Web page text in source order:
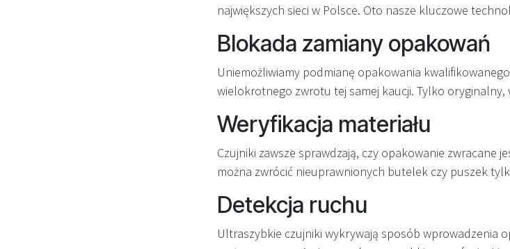
największych sieci w Polsce. Oto nasze kluczowe
Blokada zamiany opakowań
Uniemożliwiamy podmianę opakowania
wielokrotnego zwrotu tej samej kaucji. Tylko oryginalny,
Weryfikacja materiału
Czujniki zawsze sprawdzają, czy opakowanie zwracane
można zwrócić nieuprawnionych butelek czy puszek
Detekcja ruchu
Ultraszybkie czujniki wykrywają sposób wprowadzenia